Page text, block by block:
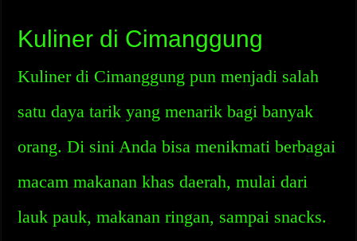
Kuliner di Cimanggung
Kuliner di Cimanggung pun menjadi salah
satu daya tarik yang menarik bagi banyak
orang. Di sini Anda bisa menikmati berbagai
macam makanan khas daerah, mulai dari
lauk pauk, makanan ringan, sampai snacks.